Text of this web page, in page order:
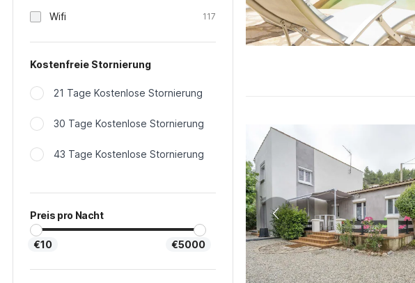
Wifi 117
Kostenfreie Stornierung
21 Tage Kostenlose Stornierung
30 Tage Kostenlose Stornierung
43 Tage Kostenlose Stornierung
Preis pro Nacht
€10 €5000